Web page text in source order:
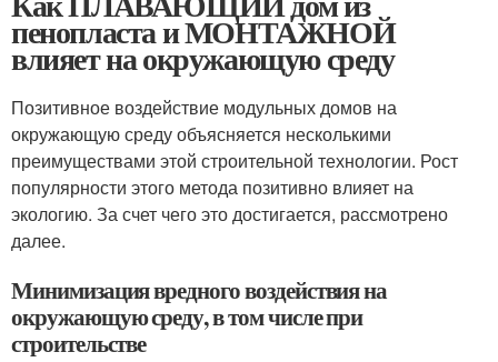
пенопласта и МОНТАЖНОЙ
влияет на окружающую среду
Позитивное воздействие модульных домов на
окружающую среду объясняется несколькими
преимуществами этой строительной технологии. Рост
популярности этого метода позитивно влияет на
экологию. За счет чего это достигается, рассмотрено
далее.
Минимизация вредного воздействия на
окружающую среду, в том числе при
строительстве